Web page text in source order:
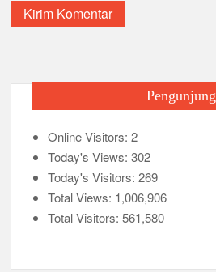
Pengunjung
Online Visitors:2
Today's Views:302
Today's Visitors:269
Total Views: 1,006,906
Total Visitors:561,580